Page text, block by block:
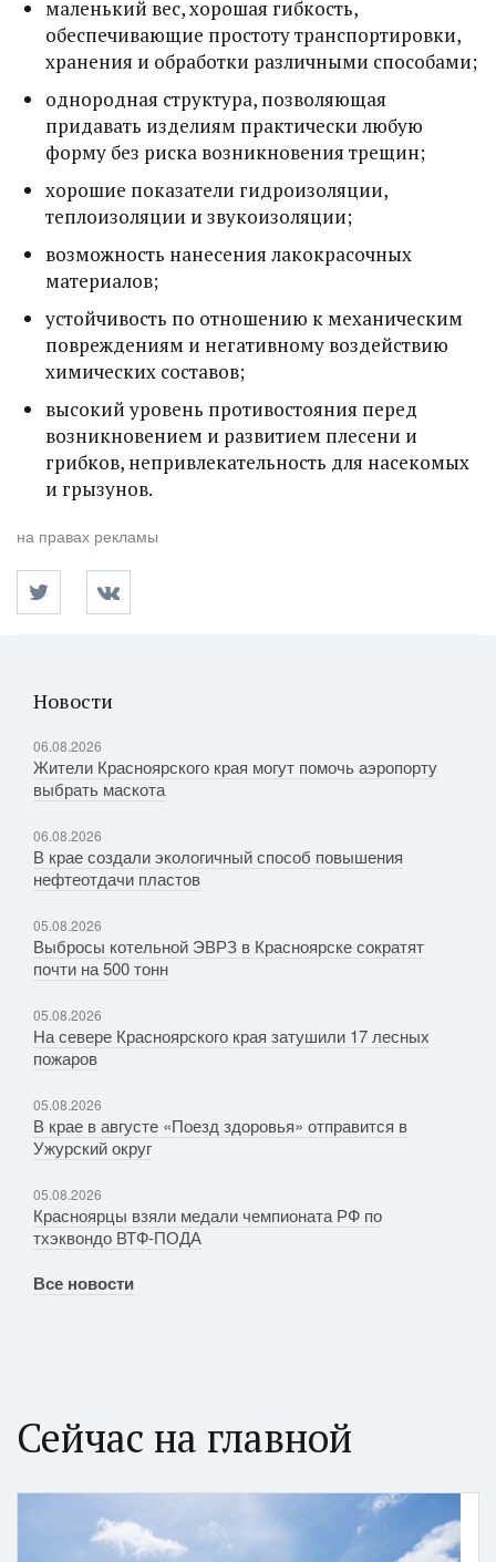
маленький вес, хорошая гибкость,
обеспечивающие простоту транспортировки,
хранения и обработки различными способами;
однородная структура, позволяющая
придавать изделиям практически любую
форму без риска возникновения трещин;
хорошие показатели гидроизоляции,
теплоизоляции и звукоизоляции;
возможность нанесения лакокрасочных
материалов;
устойчивость по отношению к механическим
повреждениям и негативному воздействию
химических составов;
высокий уровень противостояния перед
возникновением и развитием плесени и
грибков, непривлекательность для насекомых
и грызунов.
на правах рекламы
Новости
06.08.2026
Жители Красноярского края могут помочь аэропорту
выбрать маскота
06.08.2026
В крае создали экологичный способ повышения
нефтеотдачи пластов
05.08.2026
Выбросы котельной ЭВРЗ в Красноярске сократят
почти на 500 тонн
05.08.2026
На севере Красноярского края затушили 17 лесных
пожаров
05.08.2026
В крае в августе «Поезд здоровья» отправится в
Ужурский округ
05.08.2026
Красноярцы взяли медали чемпионата РФ по
тхэквондо ВТФ-ПОДА
Все новости
Сейчас на главной